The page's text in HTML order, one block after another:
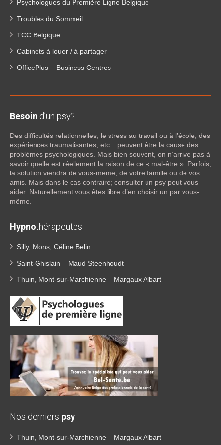
Psychologues du Première Ligne Belgique
Troubles du Sommeil
TCC Belgique
Cabinets à louer / à partager
OfficePlus – Business Centres
Besoin d’un psy?
Des difficultés relationnelles, le stress au travail ou à l’école, des
expériences traumatisantes, etc... peuvent être la cause des
problèmes psychologiques. Mais bien souvent, on n’arrive pas à
savoir quelle est réellement la raison de ce « mal-être ». Parfois,
la solution viendra de vous-même, de votre famille ou de vos
amis. Mais dans le cas contraire; consulter un psy peut vous
aider. Naturellement vous êtes libre d’en choisir un par vous-
même.
Hypnothérapeutes
Silly, Mons, Céline Belin
Saint-Ghislain – Maud Steenhoudt
Thuin, Mont-sur-Marchienne – Margaux Albart
Nos derniers psy
Thuin, Mont-sur-Marchienne – Margaux Albart